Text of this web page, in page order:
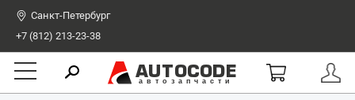
Санкт-Петербург
+7 (812) 213-23-38
AUTOCODE
автозапчасти